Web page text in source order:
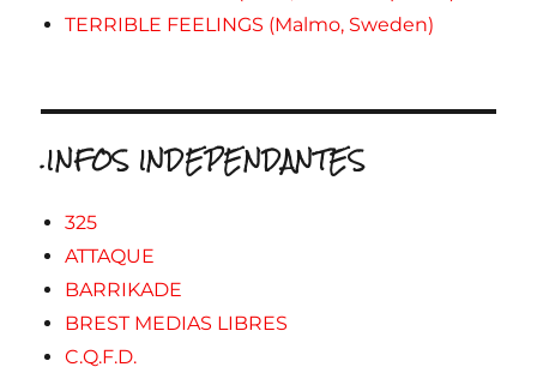
TERRIBLE FEELINGS (Malmo, Sweden)
.INFOS INDEPENDANTES
325
ATTAQUE
BARRIKADE
BREST MEDIAS LIBRES
C.Q.F.D.